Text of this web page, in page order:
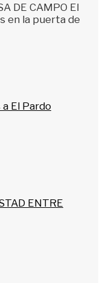
DE CAMPO El
en la puerta de
El Pardo
ENTRE